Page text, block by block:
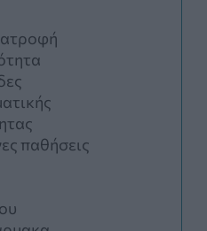
παθήσεις